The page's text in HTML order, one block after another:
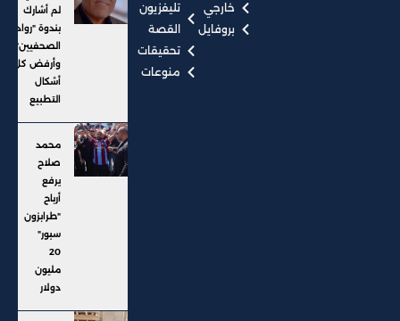
خارجي
بروفايل
تليفزيون
القصة
تحقيقات
منوعات
لم أشارك
بندوة "رواد
الصحفيين"..
وأرفض كل
أشكال
التطبيع
محمد
صلاح
يرفع
أرباح
"طرابزون
سبور"
20
مليون
دولار